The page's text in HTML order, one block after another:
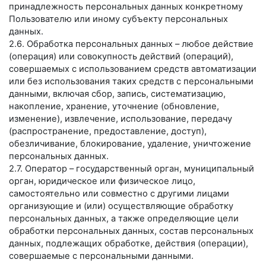
принадлежность персональных данных конкретному
Пользователю или иному субъекту персональных
данных.
2.6. Обработка персональных данных – любое действие
(операция) или совокупность действий (операций),
совершаемых с использованием средств автоматизации
или без использования таких средств с персональными
данными, включая сбор, запись, систематизацию,
накопление, хранение, уточнение (обновление,
изменение), извлечение, использование, передачу
(распространение, предоставление, доступ),
обезличивание, блокирование, удаление, уничтожение
персональных данных.
2.7. Оператор – государственный орган, муниципальный
орган, юридическое или физическое лицо,
самостоятельно или совместно с другими лицами
организующие и (или) осуществляющие обработку
персональных данных, а также определяющие цели
обработки персональных данных, состав персональных
данных, подлежащих обработке, действия (операции),
совершаемые с персональными данными.